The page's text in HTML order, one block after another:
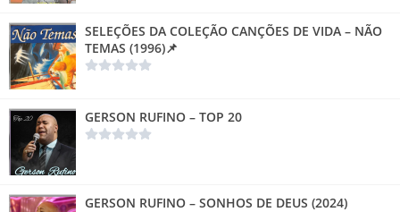
SELEÇÕES DA COLEÇÃO CANÇÕES DE VIDA – NÃO
TEMAS (1996)📌
GERSON RUFINO – TOP 20
GERSON RUFINO – SONHOS DE DEUS (2024)